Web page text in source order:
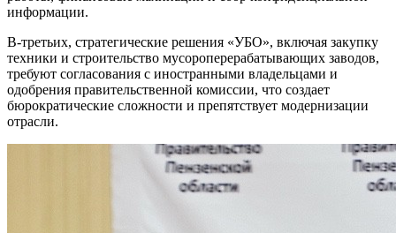
информации.
В-третьих, стратегические решения «УБО», включая закупку
техники и строительство мусороперерабатывающих заводов,
требуют согласования с иностранными владельцами и
одобрения правительственной комиссии, что создает
бюрократические сложности и препятствует модернизации
отрасли.